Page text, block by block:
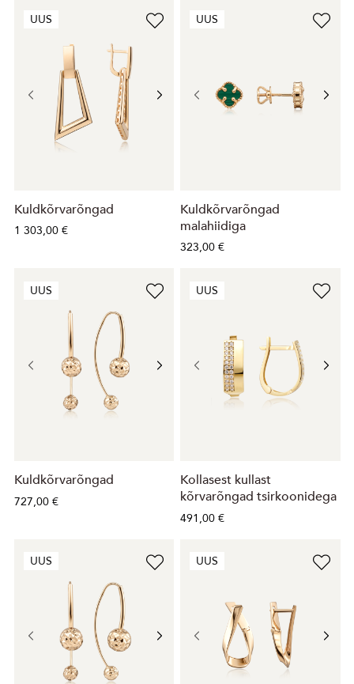
UUS
Kuldkõrvarõngad
1 303,00 €
UUS
Kuldkõrvarõngad
malahiidiga
323,00 €
UUS
Kuldkõrvarõngad
727,00 €
UUS
Kollasest kullast
kõrvarõngad tsirkoonidega
491,00 €
UUS UUS